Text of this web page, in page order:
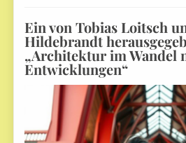
Ein von Tobias Loitsch
Hildebrandt
„Architektur im Wandel
Entwicklungen“